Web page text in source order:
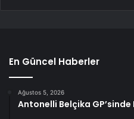
En Güncel Haberler
Ağustos 5, 2026
Antonelli Belçika